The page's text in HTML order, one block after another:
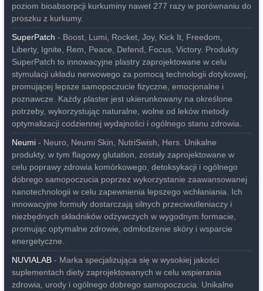
poziom bioabsorpcji kurkuminy nawet 277 razy w porównaniu do
proszku z kurkumy.
SuperPatch - Boost, Lumi, Rocket, Joy, Kick It, Freedom,
Liberty, Ignite, Rem, Peace, Defend, Focus, Victory. Produkty
SuperPatch to innowacyjne plastry zaprojektowane w celu
stymulacji układu nerwowego za pomocą technologii dotykowej,
promującej lepsze samopoczucie fizyczne, emocjonalne i
poznawcze. Każdy plaster jest ukierunkowany na określone
potrzeby, wykorzystując naturalne, wolne od leków metody
optymalizacji codziennej wydajności i ogólnego stanu zdrowia.
Neumi- Neuro, Neumi Skin, NutriSwish, Hers. Unikalne
produkty, w tym flagowy glutation, zostały zaprojektowane w
celu poprawy zdrowia komórkowego, detoksykacji i ogólnego
dobrego samopoczucia poprzez wykorzystanie zaawansowanej
nanotechnologii w celu zapewnienia lepszego wchłaniania. Ich
innowacyjne formuły dostarczają silnych przeciwutleniaczy i
niezbędnych składników odżywczych w wygodnym formacie,
promując optymalne zdrowie, odmłodzenie skóry i wsparcie
energetyczne.
NUVIALAB- Marka specjalizująca się w wysokiej jakości
suplementach diety zaprojektowanych w celu wspierania
zdrowia, urody i ogólnego dobrego samopoczucia. Unikalne